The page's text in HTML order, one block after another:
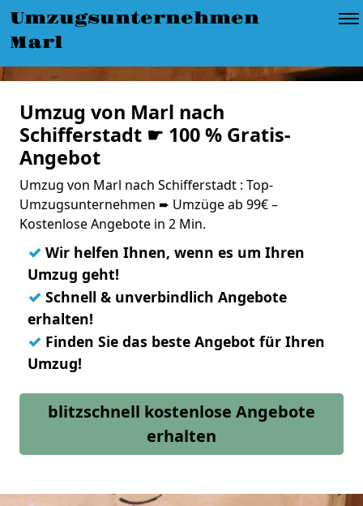
Umzugsunternehmen
Marl
Umzug von Marl nach
Schifferstadt ☛ 100 % Gratis-
Angebot
Umzug von Marl nach Schifferstadt : Top-
Umzugsunternehmen ➨ Umzüge ab 99€ –
Kostenlose Angebote in 2 Min.
✓ Wir helfen Ihnen, wenn es um Ihren
Umzug geht!
✓ Schnell & unverbindlich Angebote
erhalten!
✓ Finden Sie das beste Angebot für Ihren
Umzug!
blitzschnell kostenlose Angebote
erhalten